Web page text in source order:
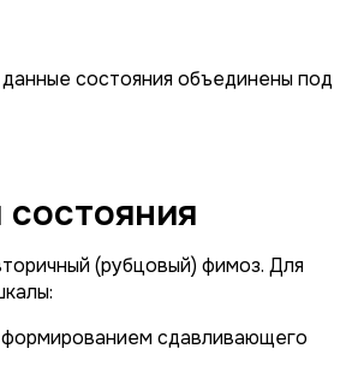
состояния объединены под
(рубцовый) фимоз. Для
сдавливающего